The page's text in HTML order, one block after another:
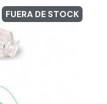
FUERA DE STOCK